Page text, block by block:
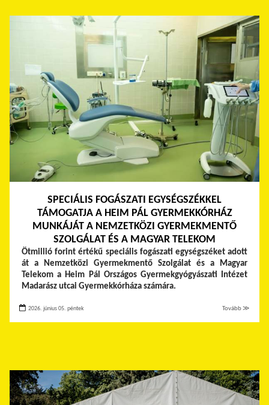
SPECIÁLIS FOGÁSZATI EGYSÉGSZÉKKEL
TÁMOGATJA A HEIM PÁL GYERMEKKÓRHÁZ
MUNKÁJÁT A NEMZETKÖZI GYERMEKMENTŐ
SZOLGÁLAT ÉS A MAGYAR TELEKOM
Ötmillió forint értékű speciális fogászati egységszéket adott
át a Nemzetközi Gyermekmentő Szolgálat és a Magyar
Telekom a Heim Pál Országos Gyermekgyógyászati Intézet
Madarász utcai Gyermekkórháza számára.
2026. június 05. péntek Tovább ≫